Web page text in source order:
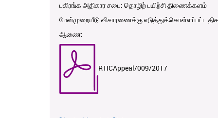
பகிரங்க அதிகார சபை: தொழிற் பயிற்சி திணைக்களம்
மேன்முறையீடு விசாரணைக்கு எடுத்துக்கொள்ளப்பட்ட
ஆணை:
RTICAppeal/009/2017